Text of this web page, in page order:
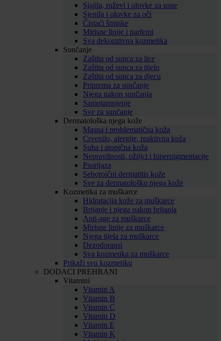
Sjajila, ruževi i olovke za usne
Sjenila i olovke za oči
Čistaći šminke
Mirisne linije i parfemi
Sva dekorativna kozmetika
Sunčanje
Zaštita od sunca za lice
Zaštita od sunca za tijelo
Zaštita od sunca za djecu
Priprema za sunčanje
Njega nakon sunčanja
Samotamnjenje
Sve za sunčanje
Dermatološka njega kože
Masna i problematična koža
Crvenilo, alergije, reaktivna koža
Suha i atopična koža
Nepravilnosti, ožiljci i hiperpigmentacije
Psorijaza
Seboroični dermatitis kože
Sve za dermatološku njega kože
Kozmetika za muškarce
Hidratacija kože za muškarce
Brijanje i njega nakon brijanja
Anti-age za muškarce
Mirisne linije za muškarce
Njega tijela za muškarce
Dezodoransi
Sva kozmetika za muškarce
Prikaži svu kozmetiku
DODACI PREHRANI
Vitamini
Vitamin A
Vitamin B
Vitamin C
Vitamin D
Vitamin E
Vitamin K